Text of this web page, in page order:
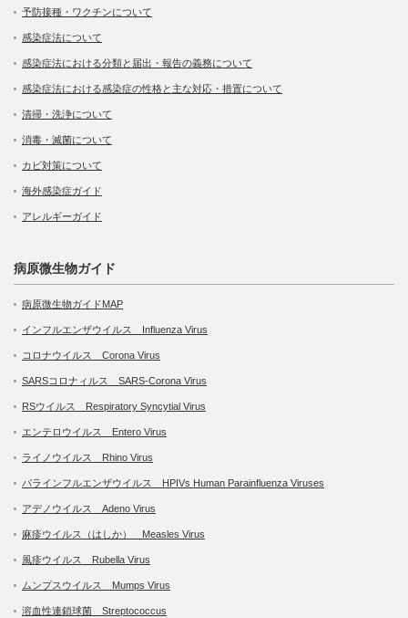
予防接種・ワクチンについて
感染症法について
感染症法における分類と届出・報告の義務について
感染症法における感染症の性格と主な対応・措置について
清掃・洗浄について
消毒・滅菌について
カビ対策について
海外感染症ガイド
アレルギーガイド
病原微生物ガイド
病原微生物ガイドMAP
インフルエンザウイルス Influenza Virus
コロナウイルス Corona Virus
SARSコロナィルス SARS-Corona Virus
RSウイルス Respiratory Syncytial Virus
エンテロウイルス Entero Virus
ライノウイルス Rhino Virus
パラインフルエンザウイルス HPIVs Human Parainfluenza Viruses
アデノウイルス Adeno Virus
麻疹ウイルス（はしか） Measles Virus
風疹ウイルス Rubella Virus
ムンプスウイルス Mumps Virus
溶血性連鎖球菌 Streptococcus